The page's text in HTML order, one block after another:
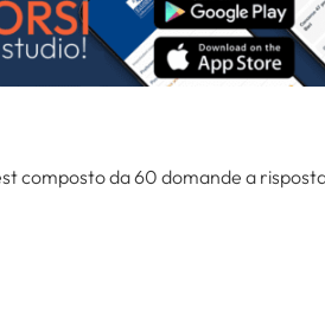
composto da 60 domande a